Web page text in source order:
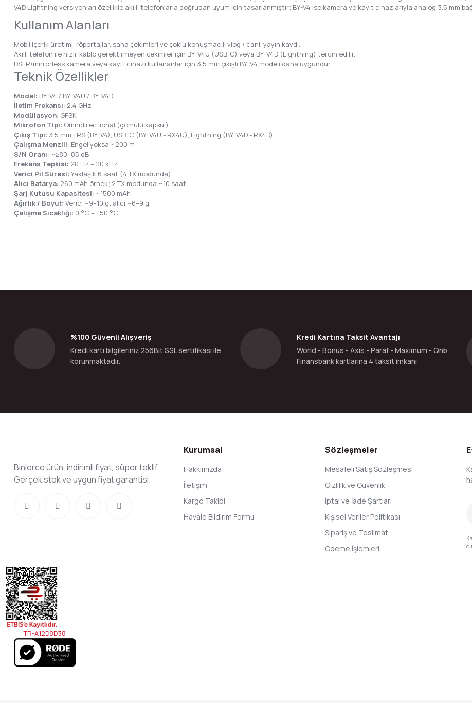
V4D Lightning versiyonları özellikle akıllı telefonlarla doğrudan uyum için tasarlanmıştır; BY-V4 ise kamera ve kayıt cihazlarıyla analog 3.5 mm
Kullanım Alanları
Mobil içerik üretimi, röportajlar, saha çekimleri ve çoklu konuşmacılı vlog / canlı yayın kaydı.
Akıllı telefon ile hızlı, kablo gerektirmeyen çekimler için BY-V4U (USB-C) veya BY-V4D (Lightning) tercih edilir.
DSLR/mirrorless kamera veya kayıt cihazı kullananlar için 3.5 mm çıkışlı BY-V4 modeli daha uygundur.
Teknik Özellikler
Model: BY-V4 / BY-V4U / BY-V4D
İletim Frekansı: 2.4 GHz
Modülasyon: GFSK
Mikrofon Tipi: Omnidirectional (gömülü kapsül)
Çıkış Tipi: 3.5 mm TRS (BY-V4), USB-C (BY-V4U - RX4U), Lightning (BY-V4D - RX4D)
Çalışma Menzili: Engel yoksa ~200 m
S/N Oranı: ~≥80–85 dB
Frekans Tepkisi: 20 Hz – 20 kHz
Verici Pil Süresi: Yaklaşık 6 saat (4 TX modunda)
Alıcı Batarya: 260 mAh örnek; 2 TX modunda ~10 saat
Şarj Kutusu Kapasitesi: ~1500 mAh
Ağırlık / Boyut: Verici ~9–10 g; alıcı ~6–9 g
Çalışma Sıcaklığı: 0 °C – +50 °C
Ürün fiyatı diğer sitelerden daha pahalı.
Bu ürüne benzer farklı alternatifler olmalı.
%100 Güvenli Alışveriş
Kredi kartı bilgileriniz 256Bit SSL sertifikası ile
korunmaktadır.
Kredi Kartına Taksit Avantajı
World - Bonus - Axis - Paraf - Maximum - Qnb
Finansbank kartlarına 4 taksit imkanı
Binlerce ürün, indirimli fiyat, süper teklif
Gerçek stok ve uygun fiyat garantisi.
Kurumsal
Hakkımızda
İletişim
Kargo Takibi
Havale Bildirim Formu
Sözleşmeler
Mesafeli Satış Sözleşmesi
Gizlilik ve Güvenlik
İptal ve İade Şartları
Kişisel Veriler Politikası
Sipariş ve Teslimat
Ödeme İşlemleri
TR-A12D8D38